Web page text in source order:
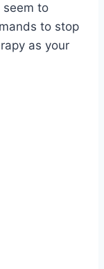
seem to
to stop
as your